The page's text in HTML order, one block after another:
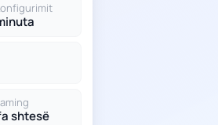
shtesë